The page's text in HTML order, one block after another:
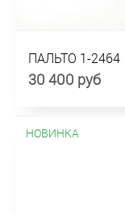
ПАЛЬТО 1-2464
30 400 руб
НОВИНКА